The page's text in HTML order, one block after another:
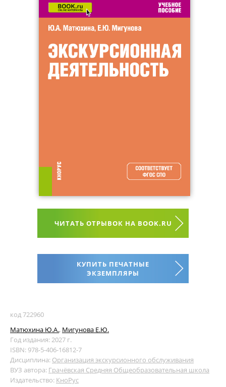
ЧИТАТЬ ОТРЫВОК НА BOOK.RU
КУПИТЬ ПЕЧАТНЫЕ
ЭКЗЕМПЛЯРЫ
код 722960
Матюхина Ю.А., Мигунова Е.Ю.
Год издания: 2027 г.
ISBN: 978-5-406-16812-7
Дисциплина: Организация экскурсионного обслуживания
ВУЗ автора: Грачёвская Средняя Общеобразовательная школа
Издательство: КноРус